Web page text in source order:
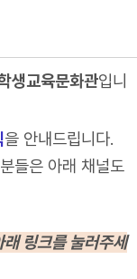
생교육문화관입니
을 안내드립니다.
들은 아래 채널도
링크를 눌러주세